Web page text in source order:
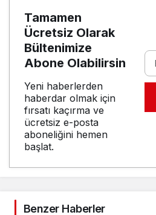
Tamamen
Ücretsiz Olarak
Bültenimize
Abone Olabilirsin
Yeni haberlerden
haberdar olmak için
fırsatı kaçırma ve
ücretsiz e-posta
aboneliğini hemen
başlat.
Benzer Haberler